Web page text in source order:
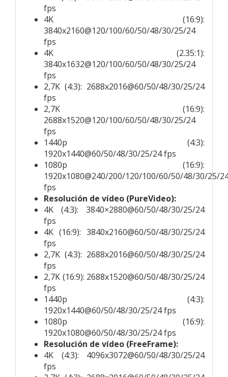
fps
4K (16:9):
3840x2160@120/100/60/50/48/30/25/24
fps
4K (2.35:1):
3840x1632@120/100/60/50/48/30/25/24
fps
2,7K (4:3): 2688x2016@60/50/48/30/25/24
fps
2,7K (16:9):
2688x1520@120/100/60/50/48/30/25/24
fps
1440p (4:3):
1920x1440@60/50/48/30/25/24 fps
1080p (16:9):
1920x1080@240/200/120/100/60/50/48/30/25/
fps
Resolución de vídeo (PureVideo):
4K (4:3): 3840×2880@60/50/48/30/25/24
fps
4K (16:9): 3840x2160@60/50/48/30/25/24
fps
2,7K (4:3): 2688x2016@60/50/48/30/25/24
fps
2,7K (16:9): 2688x1520@60/50/48/30/25/24
fps
1440p (4:3):
1920x1440@60/50/48/30/25/24 fps
1080p (16:9):
1920x1080@60/50/48/30/25/24 fps
Resolución de vídeo (FreeFrame):
4K (4:3): 4096x3072@60/50/48/30/25/24
fps